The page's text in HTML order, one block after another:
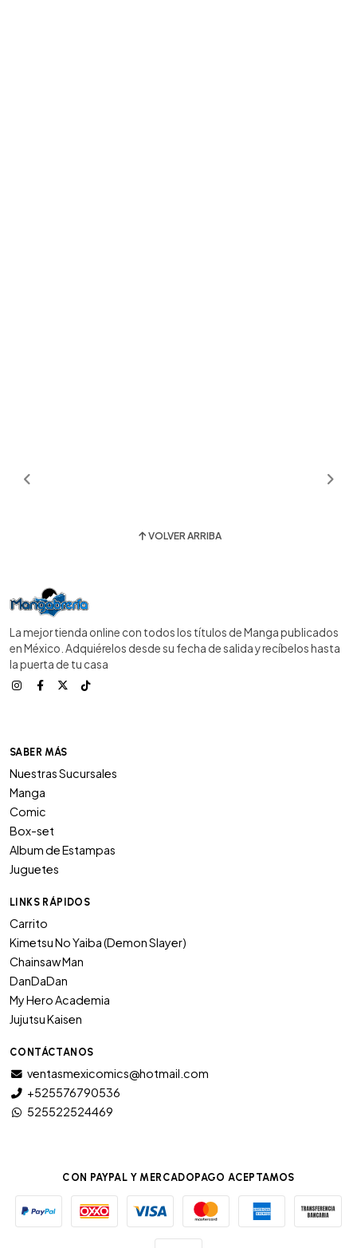
VOLVER ARRIBA
La mejor tienda online con todos los títulos de Manga publicados
en México. Adquiérelos desde su fecha de salida y recíbelos hasta
la puerta de tu casa
SABER MÁS
Nuestras Sucursales
Manga
Comic
Box-set
Album de Estampas
Juguetes
LINKS RÁPIDOS
Carrito
Kimetsu No Yaiba (Demon Slayer)
Chainsaw Man
DanDaDan
My Hero Academia
Jujutsu Kaisen
CONTÁCTANOS
ventasmexicomics@hotmail.com
+525576790536
525522524469
CON PAYPAL Y MERCADOPAGO ACEPTAMOS